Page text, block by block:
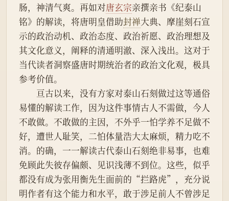
肠，神清气爽。再如对唐玄宗亲撰亲书《纪泰山
铭》的解读，将唐明皇借助封禅大典、摩崖刻石宣
示的政治动机、政治态度、政治祈愿、政治理想及
其文化意义，阐释的清通明澈、深入浅出。这对于
当代读者洞察盛唐时期统治者的政治文化观，极具
参考价值。
亘古以来，没有方家对泰山石刻做过这等通俗
易懂的解读工作，因为这件事情古人不需做，今人
不敢做。不敢做的主因，不外乎一怕学养不足做不
好，遭世人耻笑，二怕体量浩大太麻烦，精力吃不
消。的确，一一解读古代泰山石刻绝非易事，也难
免顾此失彼存偏颇、见识浅薄不到位。这些，似乎
都没有成为张用衡先生面前的“拦路虎”，充分说
明作者有这个能力和水平，敢于涉足前人不曾涉足